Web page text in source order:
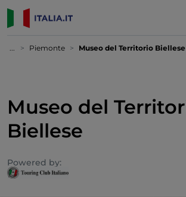
... Piemonte Museo del Territorio Biellese
Museo del
Biellese
Powered by: